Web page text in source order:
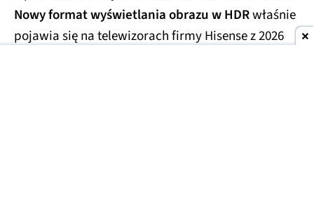
Nowy format wyświetlania obrazu w HDRwłaśnie
pojawia się na telewizorach firmy Hisense z 2026